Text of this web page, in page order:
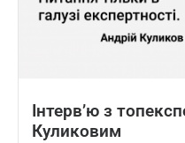
Інтерв’ю з
Куликовим